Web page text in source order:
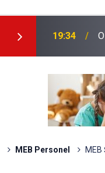
18:34
MEB Personel MEB